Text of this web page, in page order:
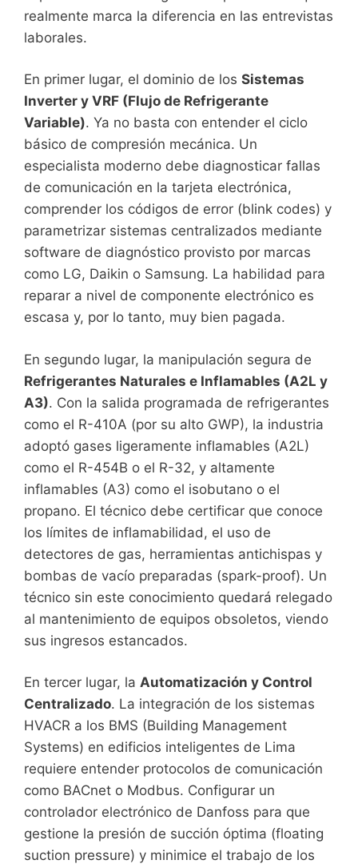
realmente marca la diferencia en las entrevistas
laborales.
En primer lugar, el dominio de los Sistemas
Inverter y VRF (Flujo de Refrigerante
Variable). Ya no basta con entender el ciclo
básico de compresión mecánica. Un
especialista moderno debe diagnosticar fallas
de comunicación en la tarjeta electrónica,
comprender los códigos de error (blink codes) y
parametrizar sistemas centralizados mediante
software de diagnóstico provisto por marcas
como LG, Daikin o Samsung. La habilidad para
reparar a nivel de componente electrónico es
escasa y, por lo tanto, muy bien pagada.
En segundo lugar, la manipulación segura de
Refrigerantes Naturales e Inflamables (A2L y
A3). Con la salida programada de refrigerantes
como el R-410A (por su alto GWP), la industria
adoptó gases ligeramente inflamables (A2L)
como el R-454B o el R-32, y altamente
inflamables (A3) como el isobutano o el
propano. El técnico debe certificar que conoce
los límites de inflamabilidad, el uso de
detectores de gas, herramientas antichispas y
bombas de vacío preparadas (spark-proof). Un
técnico sin este conocimiento quedará relegado
al mantenimiento de equipos obsoletos, viendo
sus ingresos estancados.
En tercer lugar, la Automatización y Control
Centralizado. La integración de los sistemas
HVACR a los BMS (Building Management
Systems) en edificios inteligentes de Lima
requiere entender protocolos de comunicación
como BACnet o Modbus. Configurar un
controlador electrónico de Danfoss para que
gestione la presión de succión óptima (floating
suction pressure) y minimice el trabajo de los